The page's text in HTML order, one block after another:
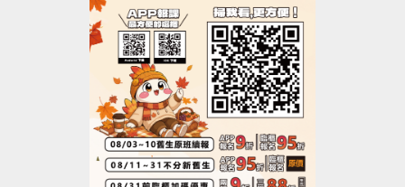
課及球類家教課(10H)項目享9折優惠。
◆ 名額有限，報滿為止(報名不限大小朋友~)
-洽詢專線：03-2639066 #115
-官網 :